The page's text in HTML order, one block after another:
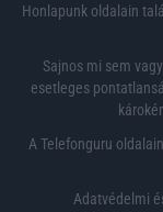
Honlapunk oldalain
Sajnos mi sem
esetleges
A Telefonguru
Adatvédelmi